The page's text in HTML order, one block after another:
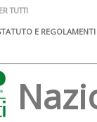
TUTTI
E REGOLAMENTI